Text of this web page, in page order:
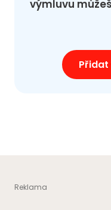
výmluvu